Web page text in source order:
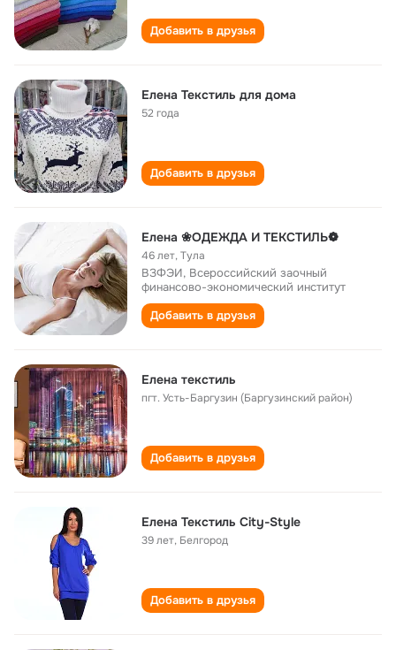
Добавить в друзья
Елена Текстиль для дома
52 года
Добавить в друзья
Елена ❀ОДЕЖДА И ТЕКСТИЛЬ❁
46 лет,Тула
ВЗФЭИ, Всероссийский заочный
финансово-экономический институт
Добавить в друзья
Елена текстиль
пгт. Усть-Баргузин (Баргузинский район)
Добавить в друзья
Елена Текстиль City-Style
39 лет, Белгород
Добавить в друзья